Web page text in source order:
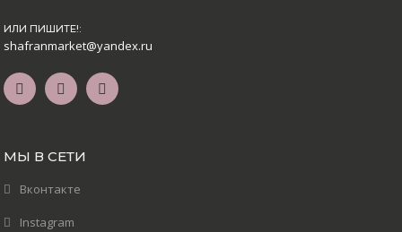
ИЛИ ПИШИТЕ!:
shafranmarket@yandex.ru
МЫ В СЕТИ
Вконтакте
Instagram